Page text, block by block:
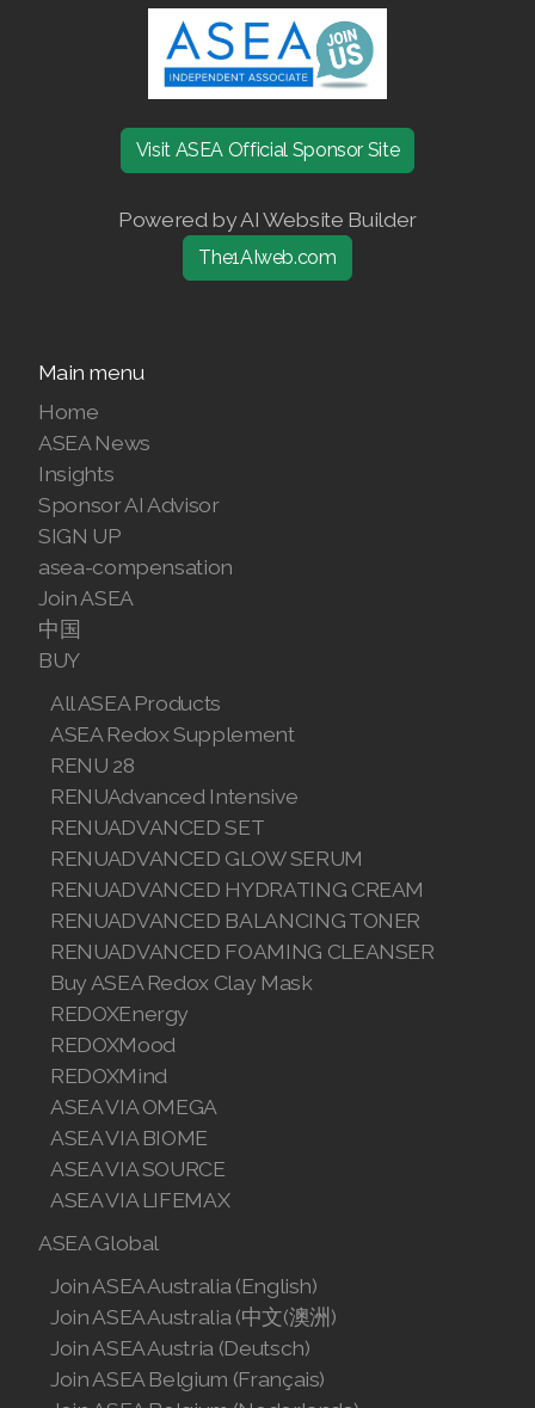
Visit ASEA Official Sponsor Site
Powered by AI Website Builder
The1AIweb.com
Main menu
Home
ASEA News
Insights
Sponsor AI Advisor
SIGN UP
asea-compensation
Join ASEA
中国
BUY
All ASEA Products
ASEA Redox Supplement
RENU 28
RENUAdvanced Intensive
RENUADVANCED SET
RENUADVANCED GLOW SERUM
RENUADVANCED HYDRATING CREAM
RENUADVANCED BALANCING TONER
RENUADVANCED FOAMING CLEANSER
Buy ASEA Redox Clay Mask
REDOXEnergy
REDOXMood
REDOXMind
ASEA VIA OMEGA
ASEA VIA BIOME
ASEA VIA SOURCE
ASEA VIA LIFEMAX
ASEA Global
Join ASEA Australia (English)
Join ASEA Australia (中文(澳洲)
Join ASEA Austria (Deutsch)
Join ASEA Belgium (Français)
Join ASEA Denmark (Dansk)
Join ASEA Finland (Suomi)
Join ASEA France (Français)
Join ASEA Hong Kong (English)
Join ASEA Hungary (Magyar)
Join ASEA Ireland (English)
Join ASEA Italy (Italiano)
Join ASEA Malaysia (Bahasa Malaysia)
Join ASEA Malaysia (English)
Join ASEA Malaysia (中文)
Join ASEA Netherlands (Nederlands)
Join ASEA Norway (Norsk)
Join ASEA Philippines (English)
Join ASEA Poland (English)
Join ASEA Portugal (Português)
Join ASEA Romania (Română)
Join ASEA Singapore (English)
Join ASEA Slovakia (Slovenský)
Join ASEA Slovenia (Slovenščina)
Join ASEA Spain (Español)
Join ASEA Sweden (Svenska)
Join ASEA Switzerland (Deutsch)